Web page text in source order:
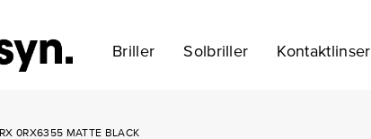
Briller Solbriller Kontaktlinser
RX 0RX6355 MATTE BLACK